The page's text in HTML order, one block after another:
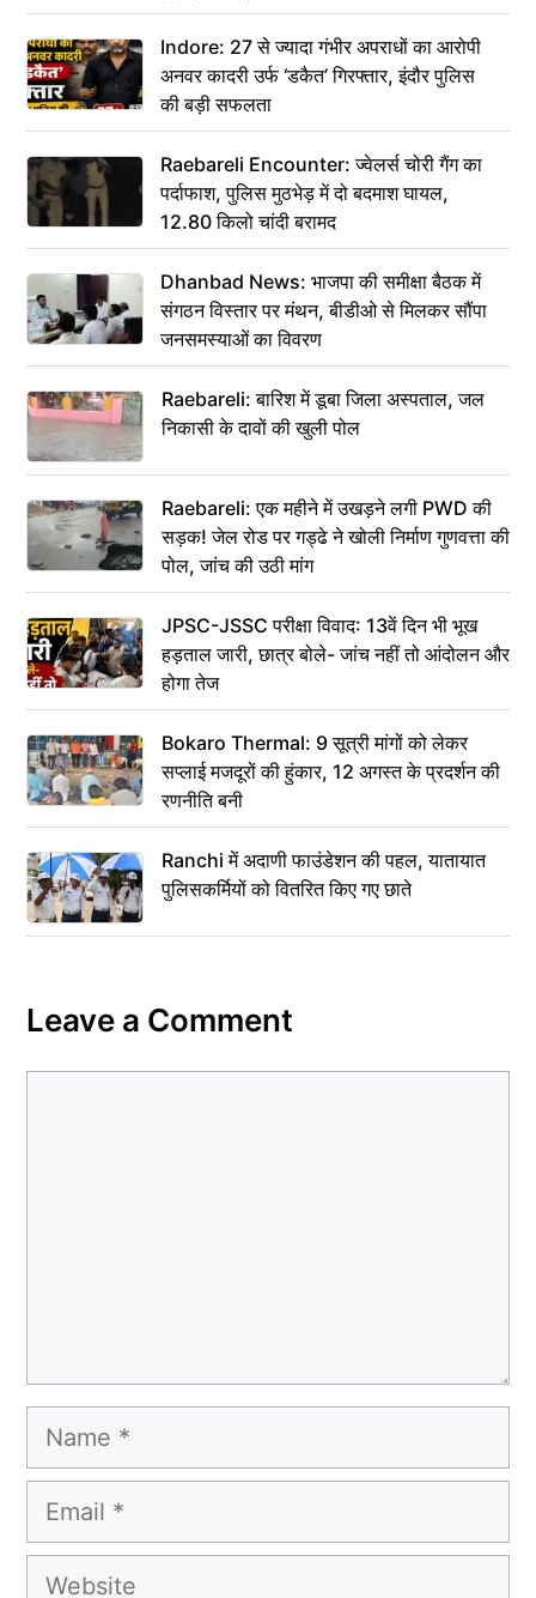
कहा– अंतिम संस्कार कर दीजिए हम नहीं आ पाएंगे
Indore: 27 से ज्यादा गंभीर अपराधों का आरोपी
अनवर कादरी उर्फ ‘डकैत’ गिरफ्तार, इंदौर पुलिस
की बड़ी सफलता
Raebareli Encounter: ज्वेलर्स चोरी गैंग का
पर्दाफाश, पुलिस मुठभेड़ में दो बदमाश घायल,
12.80 किलो चांदी बरामद
Dhanbad News: भाजपा की समीक्षा बैठक में
संगठन विस्तार पर मंथन, बीडीओ से मिलकर सौंपा
जनसमस्याओं का विवरण
Raebareli: बारिश में डूबा जिला अस्पताल, जल
निकासी के दावों की खुली पोल
Raebareli: एक महीने में उखड़ने लगी PWD की
सड़क! जेल रोड पर गड्ढे ने खोली निर्माण गुणवत्ता की
पोल, जांच की उठी मांग
JPSC-JSSC परीक्षा विवाद: 13वें दिन भी भूख
हड़ताल जारी, छात्र बोले- जांच नहीं तो आंदोलन और
होगा तेज
Bokaro Thermal: 9 सूत्री मांगों को लेकर
सप्लाई मजदूरों की हुंकार, 12 अगस्त के प्रदर्शन की
रणनीति बनी
Ranchi में अदाणी फाउंडेशन की पहल, यातायात
पुलिसकर्मियों को वितरित किए गए छाते
Leave a Comment
Name
Email
Website